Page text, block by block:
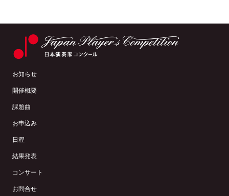
お知らせ
開催概要
課題曲
お申込み
日程
結果発表
コンサート
お問合せ